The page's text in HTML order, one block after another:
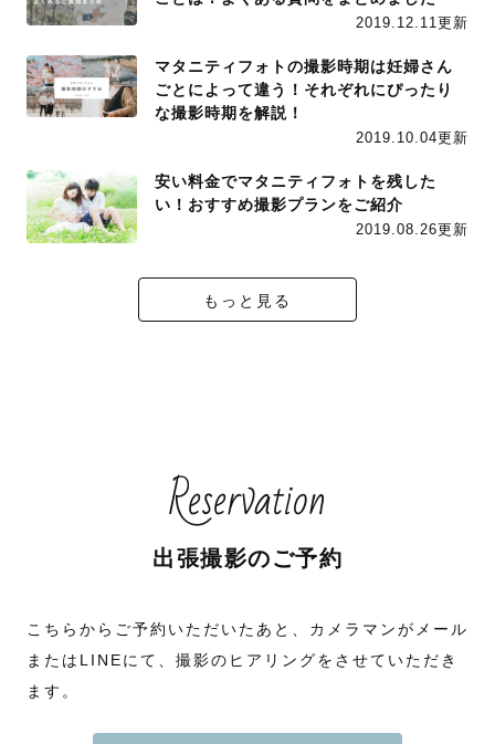
2019.12.11更新
マタニティフォトの撮影時期は妊婦さん
ごとによって違う！それぞれにぴったり
な撮影時期を解説！
2019.10.04更新
安い料金でマタニティフォトを残した
い！おすすめ撮影プランをご紹介
2019.08.26更新
もっと見る
Reservation
出張撮影のご予約
こちらからご予約いただいたあと、カメラマンがメール
またはLINEにて、撮影のヒアリングをさせていただき
ます。